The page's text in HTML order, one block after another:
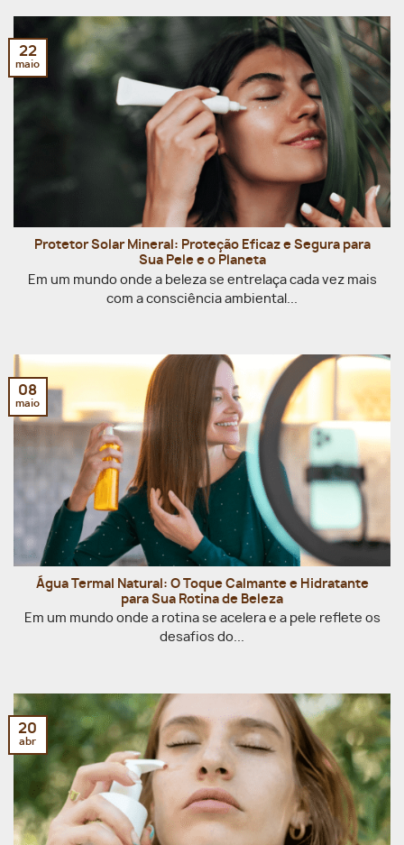
Protetor Solar Mineral: Proteção Eficaz e Segura para
Sua Pele e o Planeta
Em um mundo onde a beleza se entrelaça cada vez mais
com a consciência ambiental...
22
maio
Água Termal Natural: O Toque Calmante e Hidratante
para Sua Rotina de Beleza
Em um mundo onde a rotina se acelera e a pele reflete os
desafios do...
08
maio
20
abr